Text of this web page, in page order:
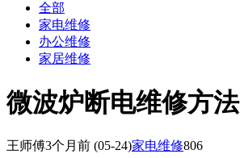
全部
家电维修
办公维修
家居维修
微波炉断电维修方法
王师傅3个月前 (05-24)家电维修806